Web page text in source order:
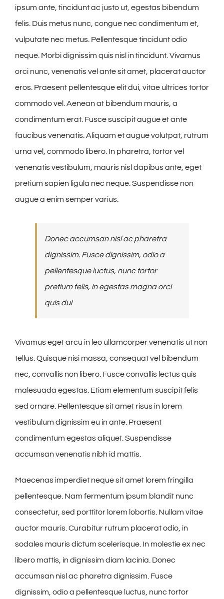
ipsum ante, tincidunt ac justo ut, egestas bibendum
felis. Duis metus nunc, congue nec condimentum et,
vulputate nec metus. Pellentesque tincidunt odio
neque. Morbi dignissim quis nisl in tincidunt. Vivamus
orci nunc, venenatis vel ante sit amet, placerat auctor
eros. Praesent pellentesque elit dui, vitae ultrices tortor
commodo vel. Aenean at bibendum mauris, a
condimentum erat. Fusce suscipit augue et ante
faucibus venenatis. Aliquam et augue volutpat, rutrum
urna vel, commodo libero. In pharetra, tortor vel
venenatis vestibulum, mauris nisl dapibus ante, eget
pretium sapien ligula nec neque. Suspendisse non
augue a enim semper varius.
Donec accumsan nisl ac pharetra
dignissim. Fusce dignissim, odio a
pellentesque luctus, nunc tortor
pretium felis, in egestas magna orci
quis dui
Vivamus eget arcu in leo ullamcorper venenatis ut non
tellus. Quisque nisi massa, consequat vel bibendum
nec, convallis non libero. Fusce convallis lectus quis
malesuada egestas. Etiam elementum suscipit felis
sed ornare. Pellentesque sit amet risus in lorem
vestibulum dignissim eu in ante. Praesent
condimentum egestas aliquet. Suspendisse
accumsan venenatis nibh id mattis.
Maecenas imperdiet neque sit amet lorem fringilla
pellentesque. Nam fermentum ipsum blandit nunc
consectetur, sed porttitor lorem lobortis. Nullam vitae
auctor mauris. Curabitur rutrum placerat odio, in
sodales mauris dictum scelerisque. In molestie ex nec
libero mattis, in dignissim diam lacinia. Donec
accumsan nisl ac pharetra dignissim. Fusce
dignissim, odio a pellentesque luctus, nunc tortor